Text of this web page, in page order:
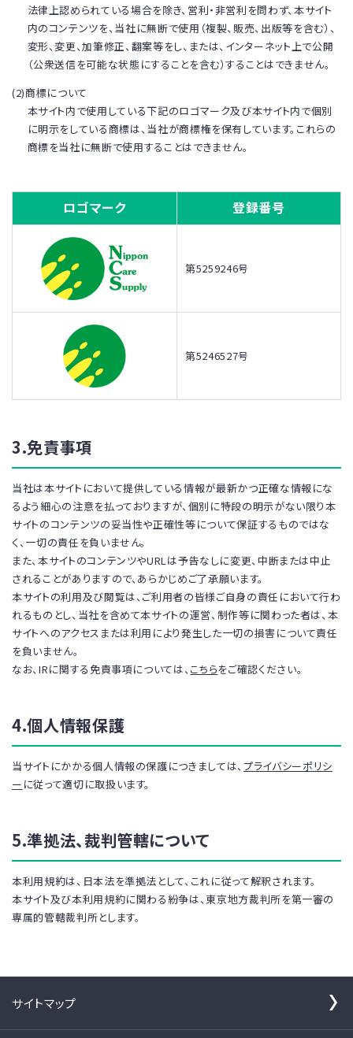
法律上認められている場合を除き、営利・非営利を問わず、本サイト
内のコンテンツを、当社に無断で使用（複製、販売、出版等を含む）、
変形、変更、加筆修正、翻案等をし、または、インターネット上で公開
（公衆送信を可能な状態にすることを含む）することはできません。
(2)商標について
本サイト内で使用している下記のロゴマーク及び本サイト内で個別
に明示をしている商標は、当社が商標権を保有しています。これらの
商標を当社に無断で使用することはできません。
ロゴマーク 登録番号
第5259246号
第5246527号
3.免責事項
当社は本サイトにおいて提供している情報が最新かつ正確な情報にな
るよう細心の注意を払っておりますが、個別に特段の明示がない限り本
サイトのコンテンツの妥当性や正確性等について保証するものではな
く、一切の責任を負いません。
また、本サイトのコンテンツやURLは予告なしに変更、中断または中止
されることがありますので、あらかじめご了承願います。
本サイトの利用及び閲覧は、ご利用者の皆様ご自身の責任において行わ
れるものとし、当社を含めて本サイトの運営、制作等に関わった者は、本
サイトへのアクセスまたは利用により発生した一切の損害について責任
を負いません。
なお、IRに関する免責事項については、こちらをご確認ください。
4.個人情報保護
当サイトにかかる個人情報の保護につきましては、プライバシーポリシ
ー に従って適切に取扱います。
5.準拠法、裁判管轄について
本利用規約は、日本法を準拠法として、これに従って解釈されます。
本サイト及び本利用規約に関わる紛争は、東京地方裁判所を第一審の
専属的管轄裁判所とします。
サイトマップ